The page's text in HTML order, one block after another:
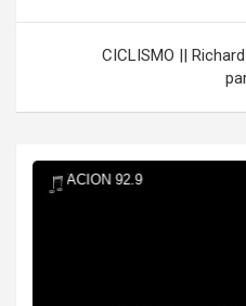
entradas
CICLISMO ||